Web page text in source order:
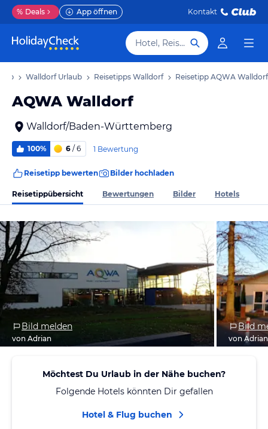
% Deals App öffnen Kontakt
Hotel, Reiseziel
Walldorf Urlaub Reisetipps Walldorf Reisetipp AQWA Walldorf
AQWA Walldorf
Walldorf/Baden-Württemberg
100% 6 / 6 1 Bewertung
Reisetipp bewerten Bilder hochladen
Reisetippübersicht Bewertungen Bilder Hotels
Bild melden
von Adrian
Bild
von Adrian
Möchtest Du Urlaub in der Nähe buchen?
Folgende Hotels könnten Dir gefallen
Hotel & Flug buchen